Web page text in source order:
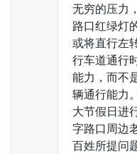
无穷的压力
路口红绿灯
或将直行左
行车道通行
能力，而不
辆通行能力
大节假日进
字路口周边
百姓所提问题